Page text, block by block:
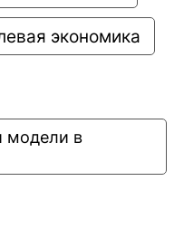
экономика
модели в